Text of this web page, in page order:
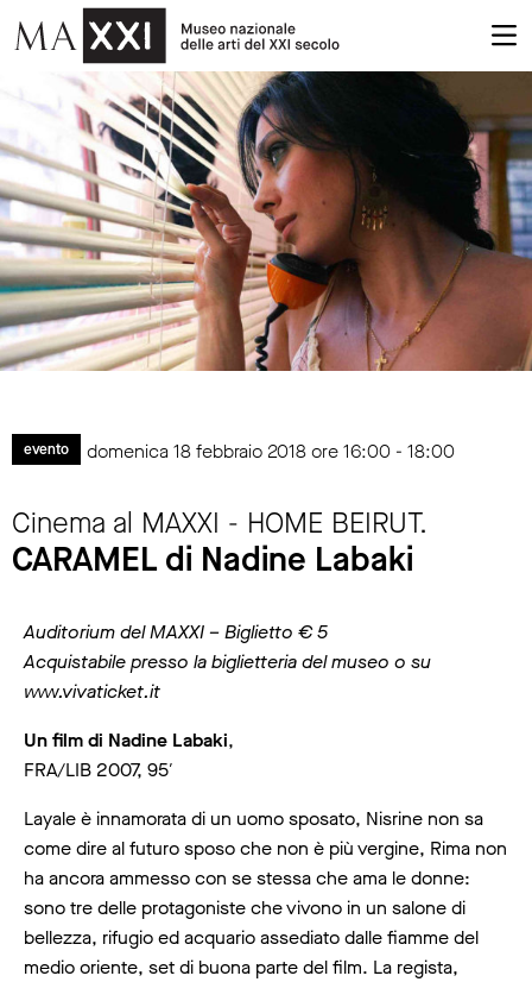
evento domenica 18 febbraio 2018 ore 16:00 - 18:00
Cinema al MAXXI - HOME BEIRUT.
CARAMEL di Nadine Labaki
Auditorium del MAXXI – Biglietto € 5
Acquistabile presso la biglietteria del museo o su
www.vivaticket.it
Un film di Nadine Labaki,
FRA/LIB 2007, 95′
Layale è innamorata di un uomo sposato, Nisrine non sa
come dire al futuro sposo che non è più vergine, Rima non
ha ancora ammesso con se stessa che ama le donne:
sono tre delle protagoniste che vivono in un salone di
bellezza, rifugio ed acquario assediato dalle fiamme del
medio oriente, set di buona parte del film. La regista,